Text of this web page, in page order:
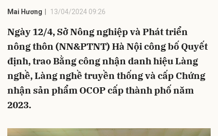
Mai Hương 13/04/2024 09:26
Ngày 12/4, Sở Nông nghiệp và Phát triển
nông thôn (NN&PTNT) Hà Nội công bố Quyết
định, trao Bằng công nhận danh hiệu Làng
nghề, Làng nghề truyền thống và cấp Chứng
nhận sản phẩm OCOP cấp thành phố năm
2023.